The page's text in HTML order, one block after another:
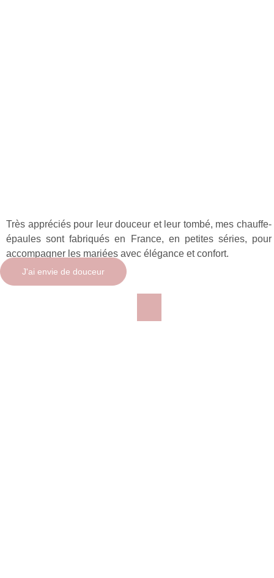
Très appréciés pour leur douceur et leur tombé, mes chauffe-
épaules sont fabriqués en France, en petites séries, pour
accompagner les mariées avec élégance et confort.
J'ai envie de douceur